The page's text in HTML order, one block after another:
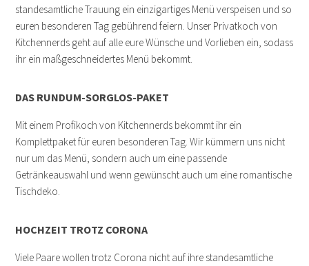
standesamtliche Trauung ein einzigartiges Menü verspeisen und so
euren besonderen Tag gebührend feiern. Unser Privatkoch von
Kitchennerds geht auf alle eure Wünsche und Vorlieben ein, sodass
ihr ein maßgeschneidertes Menü bekommt.
DAS RUNDUM-SORGLOS-PAKET
Mit einem Profikoch von Kitchennerds bekommt ihr ein
Komplettpaket für euren besonderen Tag. Wir kümmern uns nicht
nur um das Menü, sondern auch um eine passende
Getränkeauswahl und wenn gewünscht auch um eine romantische
Tischdeko.
HOCHZEIT TROTZ CORONA
Viele Paare wollen trotz Corona nicht auf ihre standesamtliche